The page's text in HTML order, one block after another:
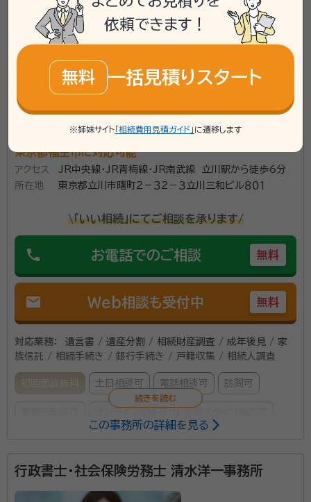
Certified 行政書士、申請取次行政書士
続遺言実務家研究会」に所属しているので難しい案件に
も対応可。
資格等： 行政書士、身元保証相談士、公認システム監査人
東京都行政書士会
東京都福生市に対応可能
アクセス
JR中央線・JR青梅線・JR南武線 立川駅から徒歩6分
所在地
東京都立川市曙町２－３２－３立川三和ビル８０１
\「いい相続」にてご相談を承ります/
phone お電話でのご相談 無料
mail Web相談も受付中 無料
対応業務：
遺言書 / 遺産分割 / 相続財産調査 / 成年後見 / 家
族信託 / 相続手続き / 銀行手続き / 戸籍収集 / 相続人調査
初回面談無料 土日相談可 電話相談可 訪問可
橋立信啓（はしだて のぶひろ）
行政書士・特定行政書士・申請取次
この事務所の詳細を見る
行政書士・社会保険労務士 清水洋一事務所
依頼できます！
無料 一括見積りスタート
※姉妹サイト 「相続費用見積ガイド」 に遷移します